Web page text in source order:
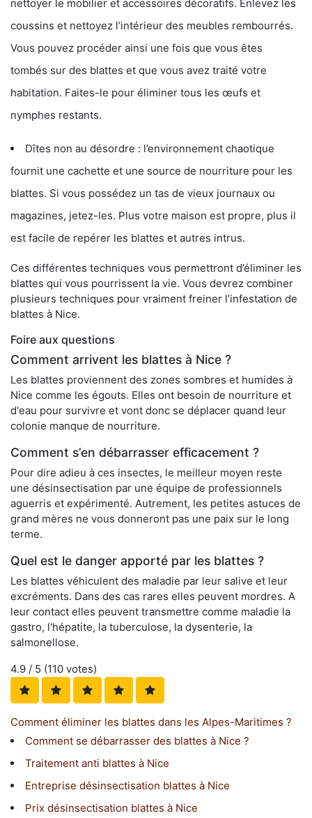
nettoyer le mobilier et accessoires décoratifs. Enlevez les
coussins et nettoyez l’intérieur des meubles rembourrés.
Vous pouvez procéder ainsi une fois que vous êtes
tombés sur des blattes et que vous avez traité votre
habitation. Faites-le pour éliminer tous les œufs et
nymphes restants.
Dîtes non au désordre : l’environnement chaotique
fournit une cachette et une source de nourriture pour les
blattes. Si vous possédez un tas de vieux journaux ou
magazines, jetez-les. Plus votre maison est propre, plus il
est facile de repérer les blattes et autres intrus.
Ces différentes techniques vous permettront d’éliminer les
blattes qui vous pourrissent la vie. Vous devrez combiner
plusieurs techniques pour vraiment freiner l’infestation de
blattes à Nice.
Foire aux questions
Comment arrivent les blattes à Nice ?
Les blattes proviennent des zones sombres et humides à
Nice comme les égouts. Elles ont besoin de nourriture et
d'eau pour survivre et vont donc se déplacer quand leur
colonie manque de nourriture.
Comment s’en débarrasser efficacement ?
Pour dire adieu à ces insectes, le meilleur moyen reste
une désinsectisation par une équipe de professionnels
aguerris et expérimenté. Autrement, les petites astuces de
grand mères ne vous donneront pas une paix sur le long
terme.
Quel est le danger apporté par les blattes ?
Les blattes véhiculent des maladie par leur salive et leur
excréments. Dans des cas rares elles peuvent mordres. A
leur contact elles peuvent transmettre comme maladie la
gastro, l'hépatite, la tuberculose, la dysenterie, la
salmonellose.
4.9 / 5 (110 votes)
Comment éliminer les blattes dans les Alpes-Maritimes ?
Comment se débarrasser des blattes à Nice ?
Traitement anti blattes à Nice
Entreprise désinsectisation blattes à Nice
Prix désinsectisation blattes à Nice